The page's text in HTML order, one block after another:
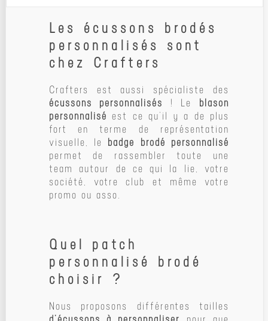
Les écussons brodés
personnalisés sont
chez Crafters
Crafters est aussi spécialiste des
écussons personnalisés
! Le blason
personnalisé est ce qu’il y a de plus
fort en terme de représentation
visuelle, le badge brodé personnalisé
permet de rassembler toute une
team autour de ce qui la lie, votre
société, votre club et même votre
promo ou asso.
Quel patch
personnalisé brodé
choisir ?
Nous proposons différentes tailles